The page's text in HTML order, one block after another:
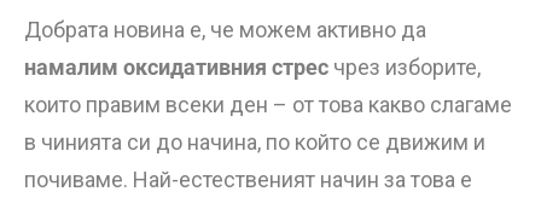
Добрата новина е, че можем активно да
намалим оксидативния стрес чрез изборите,
които правим всеки ден – от това какво слагаме
в чинията си до начина, по който се движим и
почиваме. Най-естественият начин за това е